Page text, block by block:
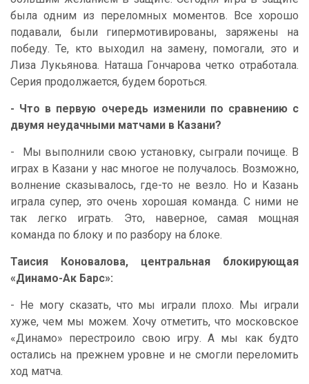
была одним из переломных моментов. Все хорошо
подавали, были гипермотивированы, заряжены на
победу. Те, кто выходил на замену, помогали, это и
Лиза Лукьянова. Наташа Гончарова четко отработала.
Серия продолжается, будем бороться.
- Что в первую очередь изменили по сравнению с
двумя неудачными матчами в Казани?
- Мы выполнили свою установку, сыграли почище. В
играх в Казани у нас многое не получалось. Возможно,
волнение сказывалось, где-то не везло. Но и Казань
играла супер, это очень хорошая команда. С ними не
так легко играть. Это, наверное, самая мощная
команда по блоку и по разбору на блоке.
Таисия Коновалова, центральная блокирующая
«Динамо-Ак Барс»:
- Не могу сказать, что мы играли плохо. Мы играли
хуже, чем мы можем. Хочу отметить, что московское
«Динамо» перестроило свою игру. А мы как будто
остались на прежнем уровне и не смогли переломить
ход матча.